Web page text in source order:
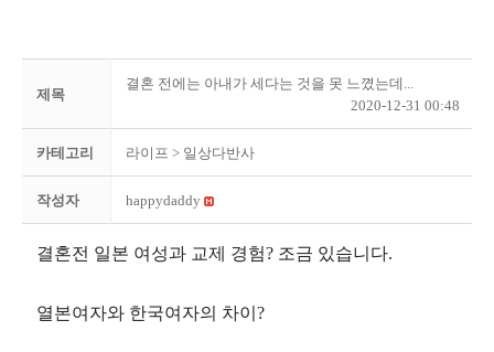
제목
결혼 전에는 아내가 세다는 것을 못 느꼈는데...
2020-12-31 00:48
카테고리 라이프 > 일상다반사
작성자 happydaddy
결혼전 일본 여성과 교제 경험? 조금 있습니다.
열본여자와 한국여자의 차이?